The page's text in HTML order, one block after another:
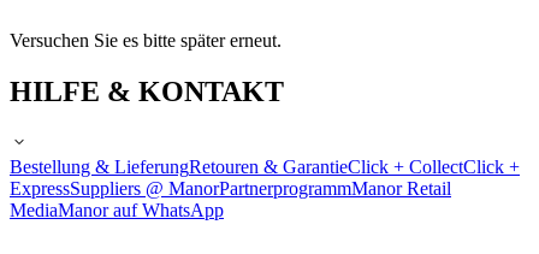
Versuchen Sie es bitte später erneut.
HILFE & KONTAKT
Bestellung & LieferungRetouren & GarantieClick + CollectClick +
ExpressSuppliers @ ManorPartnerprogrammManor Retail
MediaManor auf WhatsApp